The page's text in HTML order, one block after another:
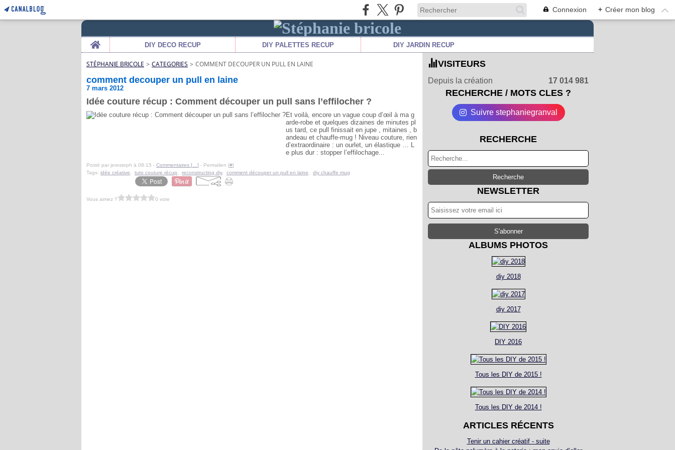
Connexion + Créer mon blog
Home
DIY DECO RECUP DIY PALETTES RECUP DIY JARDIN RECUP
STÉPHANIE BRICOLE > CATEGORIES > COMMENT DECOUPER UN PULL EN LAINE
comment decouper un pull en laine
7 mars 2012
Idée couture récup : Comment découper un pull sans l’effilocher ?
Et voilà, encore un vague coup d’œil à ma g
arde-robe et quelques dizaines de minutes pl
us tard, ce pull finissait en jupe , mitaines , b
andeau et chauffe-mug ! Niveau couture, rien
d’extraordinaire : un ourlet, un élastique … L
e plus dur : stopper l’effilochage...
Posté par jeresteph à 08:15 - Commentaires [ ] - Permalien [#]
Tags: idée créative tuto couture récup reconstructing diy, comment découper un pull en laine diy chauffe mug
Vous aimez ? 0 vote
VISITEURS
Depuis la création 17 014 981
RECHERCHE / MOTS CLES ?
Suivre stephaniegranval
RECHERCHE
NEWSLETTER
ALBUMS PHOTOS
diy 2018
diy 2017
DIY 2016
Tous les DIY de 2015 !
Tous les DIY de 2014 !
ARTICLES RÉCENTS
Tenir un cahier créatif - suite